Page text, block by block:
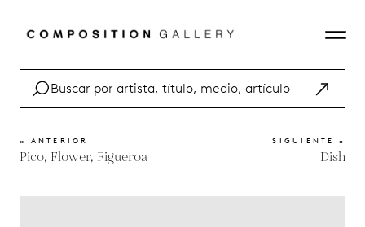
« ANTERIOR
Pico, Flower, Figueroa
SIGUIENTE »
Dish